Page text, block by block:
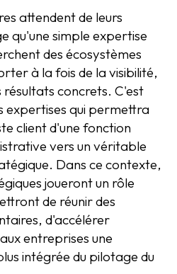
attendent de leurs
qu'une simple expertise
des écosystèmes
à la fois de la visibilité,
concrets. C'est
expertises qui permettra
client d'une fonction
vers un véritable
Dans ce contexte,
joueront un rôle
de réunir des
d'accélérer
entreprises une
intégrée du pilotage du